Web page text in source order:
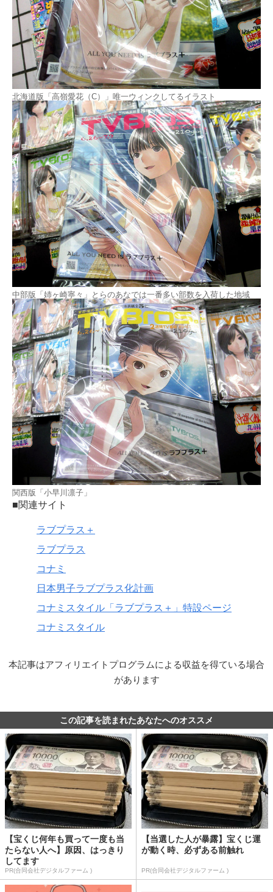
北海道版「高嶺愛花（C）」唯一ウィンクしてるイラスト
中部版「姉ヶ崎寧々」とらのあなでは一番多い部数を入荷した地域
関西版「小早川凛子」
■関連サイト
ラブプラス＋
ラブプラス
コナミ
日本男子ラブプラス化計画
コナミスタイル「ラブプラス＋」特設ページ
コナミスタイル
本記事はアフィリエイトプログラムによる収益を得ている場合
があります
この記事を読まれたあなたへのオススメ
【宝くじ何年も買って一度も当
たらない人へ】原因、はっきり
してます
PR(合同会社デジタルファーム )
【当選した人が暴露】宝くじ運
が動く時、必ずある前触れ
PR(合同会社デジタルファーム )